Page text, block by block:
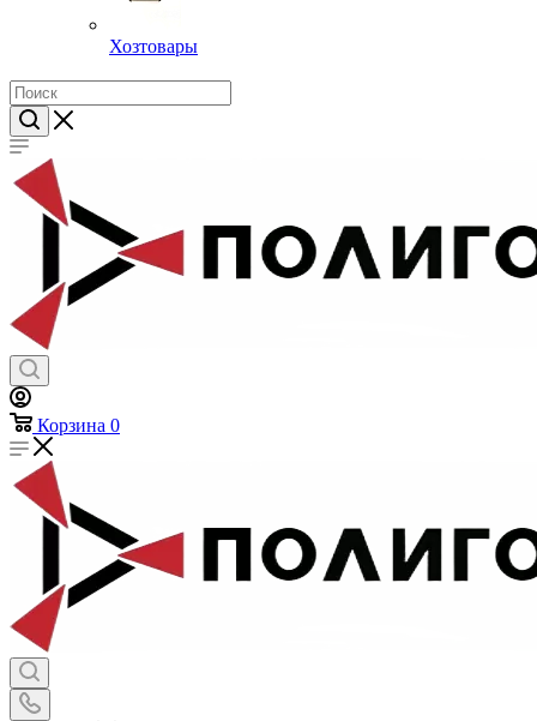
Хозтовары
Корзина 0